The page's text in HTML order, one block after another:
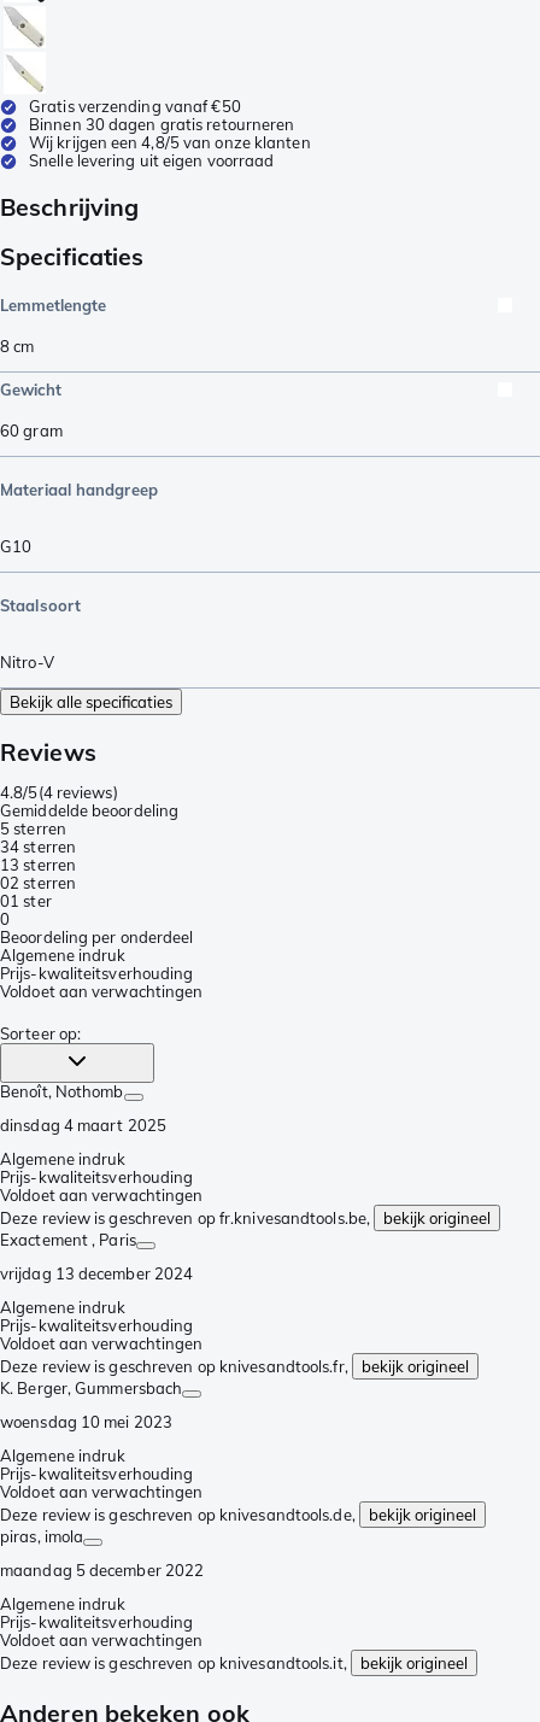
Gratis verzending vanaf €50
Binnen 30 dagen gratis retourneren
Wij krijgen een 4,8/5 van onze klanten
Snelle levering uit eigen voorraad
Beschrijving
Specificaties
Lemmetlengte
8cm
Gewicht
60gram
Materiaal handgreep
G10
Staalsoort
Nitro-V
Bekijk alle specificaties
Reviews
4.8/5(4 reviews)
Gemiddelde beoordeling
5 sterren
34 sterren
13 sterren
02 sterren
01 ster
0
Beoordeling per onderdeel
Algemene indruk
Prijs-kwaliteitsverhouding
Voldoet aan verwachtingen
Sorteer op:
Benoît, Nothomb
dinsdag 4 maart 2025
Algemene indruk
Prijs-kwaliteitsverhouding
Voldoet aan verwachtingen
Deze review is geschreven op fr.knivesandtools.be,
bekijk origineel
Exactement , Paris
vrijdag 13 december 2024
Algemene indruk
Prijs-kwaliteitsverhouding
Voldoet aan verwachtingen
Deze review is geschreven op knivesandtools.fr,
bekijk origineel
K. Berger, Gummersbach
woensdag 10 mei 2023
Algemene indruk
Prijs-kwaliteitsverhouding
Voldoet aan verwachtingen
Deze review is geschreven op knivesandtools.de,
bekijk origineel
piras, imola
maandag 5 december 2022
Algemene indruk
Prijs-kwaliteitsverhouding
Voldoet aan verwachtingen
Deze review is geschreven op knivesandtools.it,
bekijk origineel
Anderen bekeken ook